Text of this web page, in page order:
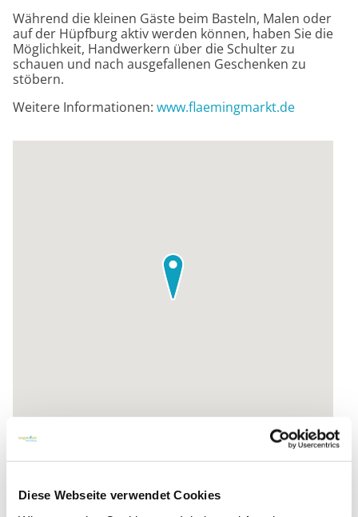
Diese Webseite verwendet Cookies
Während die kleinen Gäste beim Basteln, Malen oder
auf der Hüpfburg aktiv werden können, haben Sie die
Möglichkeit, Handwerkern über die Schulter zu
schauen und nach ausgefallenen Geschenken zu
stöbern.
Weitere Informationen: www.flaemingmarkt.de